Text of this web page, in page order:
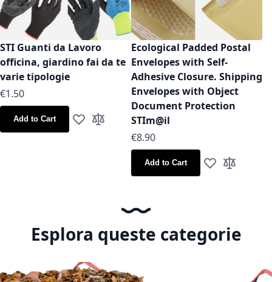
STI Guanti da Lavoro
officina, giardino fai da te
varie tipologie
As low as
€1.50
Add to Cart Add to Wish List
Add to Compare
Ecological Padded Postal
Envelopes with Self-
Adhesive Closure. Shipping
Envelopes with Object
Document Protection
STIm@il
As low as
€8.90
Add to Cart Add to Wish
Add to
Esplora queste categorie